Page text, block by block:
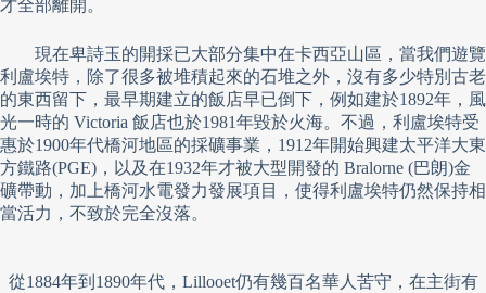
才全部離開。
現在卑詩玉的開採已大部分集中在卡西亞山區，當我們遊覽
利盧埃特，除了很多被堆積起來的石堆之外，沒有多少特別古老
的東西留下，最早期建立的飯店早已倒下，例如建於1892年，風
光一時的 Victoria 飯店也於1981年毀於火海。不過，利盧埃特受
惠於1900年代橋河地區的採礦事業，1912年開始興建太平洋大東
方鐵路(PGE)，以及在1932年才被大型開發的 Bralorne (巴朗)金
礦帶動，加上橋河水電發力發展項目，使得利盧埃特仍然保持相
當活力，不致於完全沒落。
從1884年到1890年代，Lillooet仍有幾百名華人苦守，在主街有